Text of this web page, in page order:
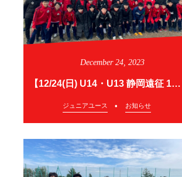
December 24 ,2023
【12/24(日) U14・U13 静岡遠征 1日目】
ジュニアユース お知らせ